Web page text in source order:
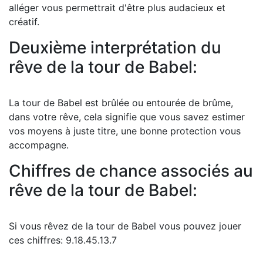
alléger vous permettrait d'être plus audacieux et
créatif.
Deuxième interprétation du
rêve de la tour de Babel:
La tour de Babel est brûlée ou entourée de brûme,
dans votre rêve, cela signifie que vous savez estimer
vos moyens à juste titre, une bonne protection vous
accompagne.
Chiffres de chance associés au
rêve de la tour de Babel:
Si vous rêvez de la tour de Babel vous pouvez jouer
ces chiffres: 9.18.45.13.7